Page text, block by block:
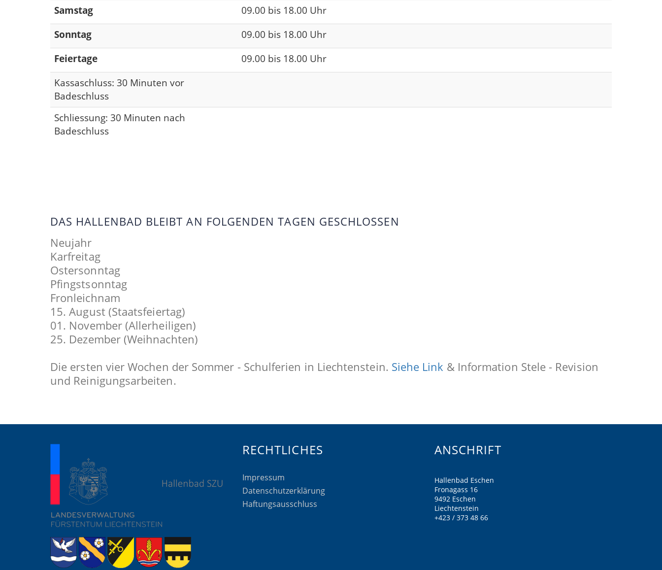
Samstag
09.00 bis 18.00 Uhr
Sonntag
09.00 bis 18.00 Uhr
Feiertage
09.00 bis 18.00 Uhr
Kassaschluss: 30 Minuten vor
Badeschluss
Schliessung: 30 Minuten nach
Badeschluss
DAS HALLENBAD BLEIBT AN FOLGENDEN TAGEN GESCHLOSSEN
Neujahr
Karfreitag
Ostersonntag
Pfingstsonntag
Fronleichnam
15. August (Staatsfeiertag)
01. November (Allerheiligen)
25. Dezember (Weihnachten)
Die ersten vier Wochen der Sommer - Schulferien in Liechtenstein. Siehe Link & Information Stele - Revision
und Reinigungsarbeiten.
RECHTLICHES
Impressum
Datenschutzerklärung
Haftungsausschluss
ANSCHRIFT
Hallenbad Eschen
Fronagass 16
9492 Eschen
Liechtenstein
+423 / 373 48 66